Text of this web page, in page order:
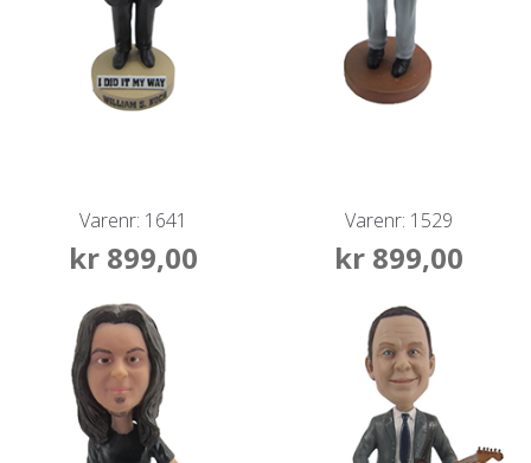
Varenr: 1641
kr899,00
Varenr: 1529
kr899,00